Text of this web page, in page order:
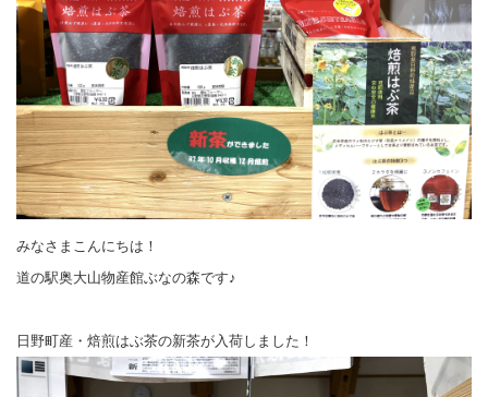
みなさまこんにちは！
道の駅奥大山物産館ぶなの森です♪
日野町産・焙煎はぶ茶の新茶が入荷しました！